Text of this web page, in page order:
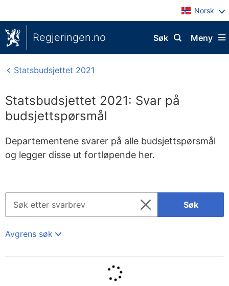
Norsk
Regjeringen.no Meny
Søk
Statsbudsjettet 2021
Statsbudsjettet 2021: Svar på
budsjettspørsmål
Departementene svarer på alle budsjettspørsmål
og legger disse ut fortløpende her.
etter
svarbrev
Nullstill
Søk
Avgrens søk